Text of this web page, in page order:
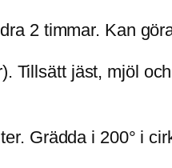
2 timmar. Kan
Tillsätt jäst, mjöl
Grädda i 200° i